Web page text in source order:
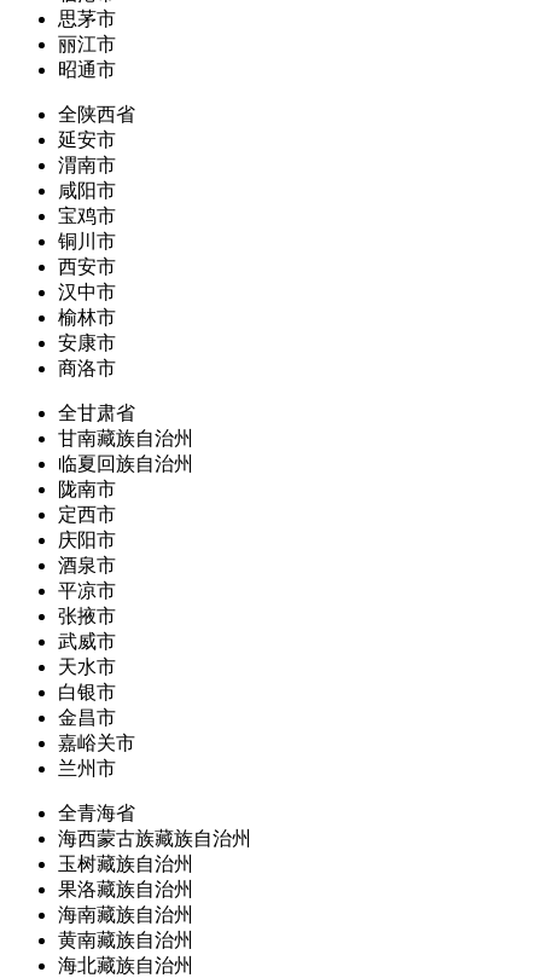
思茅市
丽江市
昭通市
全陕西省
延安市
渭南市
咸阳市
宝鸡市
铜川市
西安市
汉中市
榆林市
安康市
商洛市
全甘肃省
甘南藏族自治州
临夏回族自治州
陇南市
定西市
庆阳市
酒泉市
平凉市
张掖市
武威市
天水市
白银市
金昌市
嘉峪关市
兰州市
全青海省
海西蒙古族藏族自治州
玉树藏族自治州
果洛藏族自治州
海南藏族自治州
黄南藏族自治州
海北藏族自治州